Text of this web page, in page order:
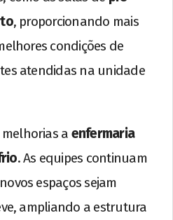
, proporcionando mais
condições de
atendidas na unidade
a enfermaria
. As equipes continuam
espaços sejam
ampliando a estrutura